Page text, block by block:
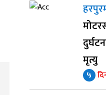
मृत्यु
५